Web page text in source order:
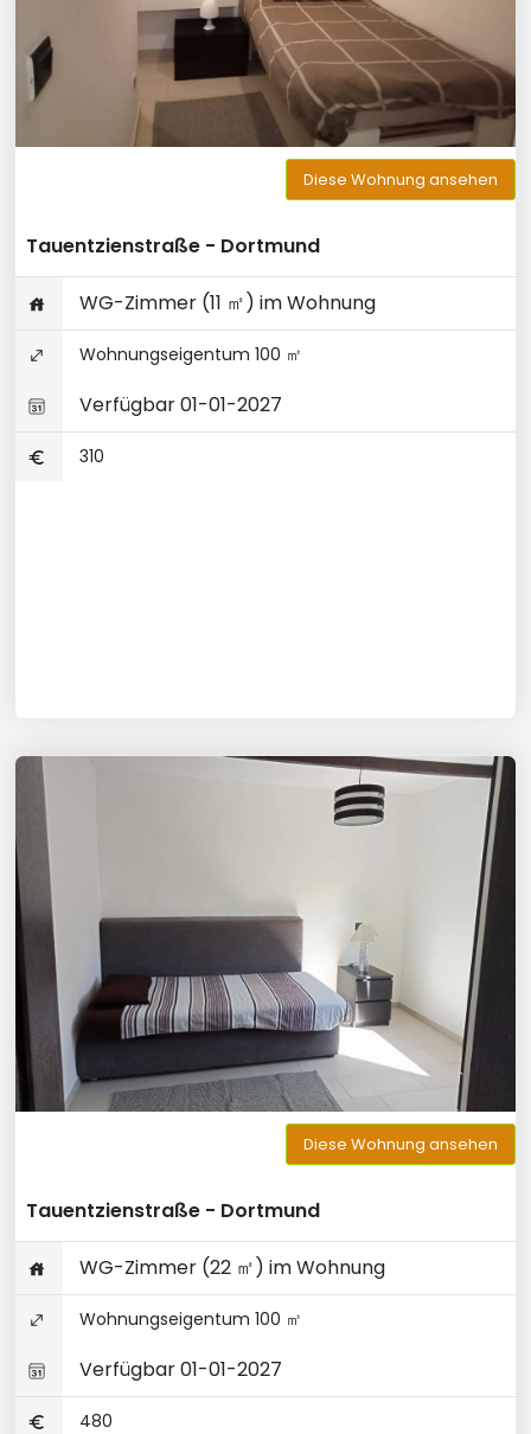
Diese Wohnung ansehen
Tauentzienstraße - Dortmund
WG-Zimmer (11 ㎡) im Wohnung
Wohnungseigentum 100 ㎡
Verfügbar 01-01-2027
310
Diese Wohnung ansehen
Tauentzienstraße - Dortmund
WG-Zimmer (22 ㎡) im Wohnung
Wohnungseigentum 100 ㎡
Verfügbar 01-01-2027
480